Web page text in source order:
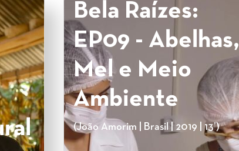
Bela Raízes:
EP09 - Abelhas,
Mel e Meio
Ambiente
(João Amorim | Brasil | 2019 | 13’)